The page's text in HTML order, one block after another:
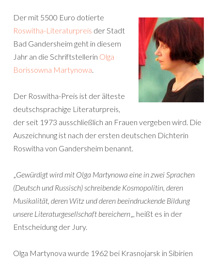
Der mit 5500 Euro dotierte
Roswitha-Literaturpreis der Stadt
Bad Gandersheim geht in diesem
Jahr an die Schriftstellerin Olga
Borissowna Martynowa.
Der Roswitha-Preis ist der älteste
deutschsprachige Literaturpreis,
der seit 1973 ausschließlich an Frauen vergeben wird. Die
Auszeichnung ist nach der ersten deutschen Dichterin
Roswitha von Gandersheim benannt.
„Gewürdigt wird mit Olga Martynowa eine in zwei Sprachen
(Deutsch und Russisch) schreibende Kosmopolitin, deren
Musikalität, deren Witz und deren beeindruckende Bildung
unsere Literaturgesellschaft bereichern„, heißt es in der
Entscheidung der Jury.
Olga Martynova wurde 1962 bei Krasnojarsk in Sibirien